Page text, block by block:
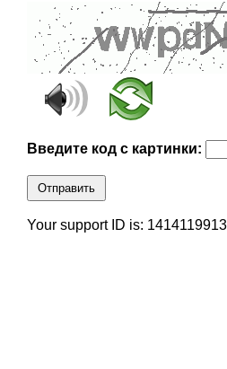
Введите код с картинки:
Отправить
Your support ID is: